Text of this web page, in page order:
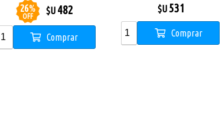
26%
OFF
$U 482
Comprar
$U 531
Comprar